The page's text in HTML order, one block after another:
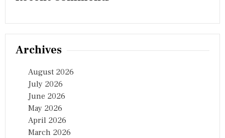
Archives
August 2026
July 2026
June 2026
May 2026
April 2026
March 2026